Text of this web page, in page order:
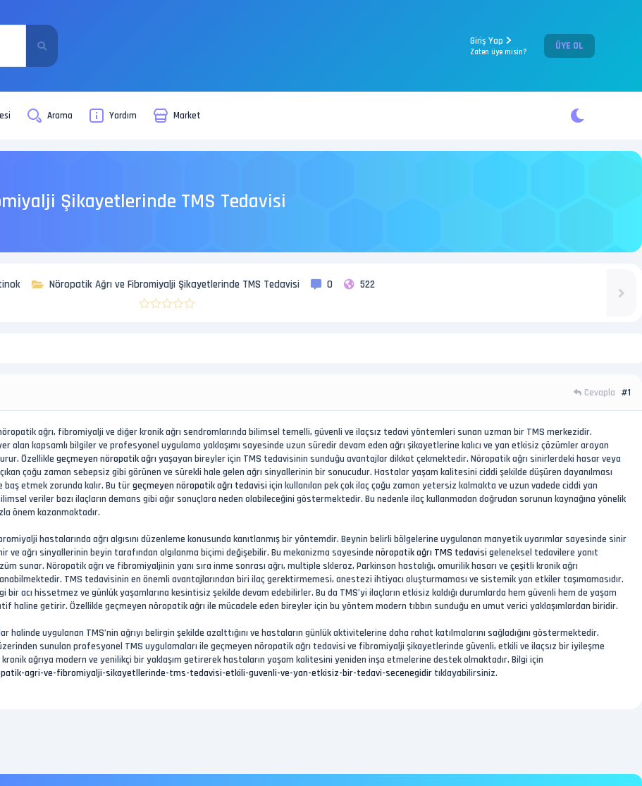
Giriş Yap
Zaten üye misin? ÜYE OL
Arama Yardım Market
Şikayetlerinde TMS Tedavisi
Nöropatik Ağrı ve Fibromiyalji Şikayetlerinde TMS Tedavisi 0 522
Cevapla #1
ağrı, fibromiyalji ve diğer kronik ağrı sendromlarında bilimsel temelli, güvenli ve ilaçsız tedavi yöntemleri sunan uzman bir TMS merkezidir.
alan kapsamlı bilgiler ve profesyonel uygulama yaklaşımı sayesinde uzun süredir devam eden ağrı şikayetlerine kalıcı ve yan etkisiz çözümler arayan
Özellikle geçmeyen nöropatik ağrı yaşayan bireyler için TMS tedavisinin sunduğu avantajlar dikkat çekmektedir. Nöropatik ağrı sinirlerdeki hasar veya
çoğu zaman sebepsiz gibi görünen ve sürekli hale gelen ağrı sinyallerinin bir sonucudur. Hastalar yaşam kalitesini ciddi şekilde düşüren dayanılması
baş etmek zorunda kalır. Bu türgeçmeyen nöropatik ağrı tedavisi için kullanılan pek çok ilaç çoğu zaman yetersiz kalmakta ve uzun vadede ciddi yan
veriler bazı ilaçların demans gibi ağır sonuçlara neden olabileceğini göstermektedir. Bu nedenle ilaç kullanmadan doğrudan sorunun kaynağına yönelik
önem kazanmaktadır.
hastalarında ağrı algısını düzenleme konusunda kanıtlanmış bir yöntemdir. Beynin belirli bölgelerine uygulanan manyetik uyarımlar sayesinde sinir
ve ağrı sinyallerinin beyin tarafından algılanma biçimi değişebilir. Bu mekanizma sayesinde nöropatik ağrı TMS tedavisi geleneksel tedavilere yanıt
sunar. Nöropatik ağrı ve fibromiyaljinin yanı sıra inme sonrası ağrı, multiple skleroz, Parkinson hastalığı, omurilik hasarı ve çeşitli kronik ağrı
TMS tedavisinin en önemli avantajlarından biri ilaç gerektirmemesi, anestezi ihtiyacı oluşturmaması ve sistemik yan etkiler taşımamasıdır.
bir acı hissetmez ve günlük yaşamlarına kesintisiz şekilde devam edebilirler. Bu da TMS’yi ilaçların etkisiz kaldığı durumlarda hem güvenli hem de yaşam
haline getirir. Özellikle geçmeyen nöropatik ağrı ile mücadele eden bireyler için bu yöntem modern tıbbın sunduğu en umut verici yaklaşımlardan biridir.
halinde uygulanan TMS’nin ağrıyı belirgin şekilde azalttığını ve hastaların günlük aktivitelerine daha rahat katılmalarını sağladığını göstermektedir.
sunulan profesyonel TMS uygulamaları ile geçmeyen nöropatik ağrı tedavisi ve fibromiyalji şikayetlerinde güvenli, etkili ve ilaçsız bir iyileşme
ağrıya modern ve yenilikçi bir yaklaşım getirerek hastaların yaşam kalitesini yeniden inşa etmelerine destek olmaktadır. Bilgi için
agri-ve-fibromiyalji-sikayetllerinde-tms-tedavisi-etkili-guvenli-ve-yan-etkisiz-bir-tedavi-secenegidir tıklayabilirsiniz.